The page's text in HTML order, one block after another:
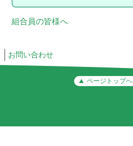
組合員の皆様へ
お問い合わせ
ページトップへ